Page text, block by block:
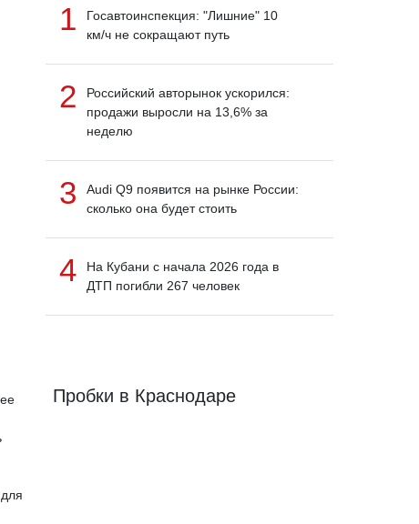
1
Госавтоинспекция: "Лишние" 10
км/ч не сокращают путь
2
Российский авторынок ускорился:
продажи выросли на 13,6% за
неделю
3
Audi Q9 появится на рынке России:
сколько она будет стоить
4
На Кубани с начала 2026 года в
ДТП погибли 267 человек
Пробки в Краснодаре